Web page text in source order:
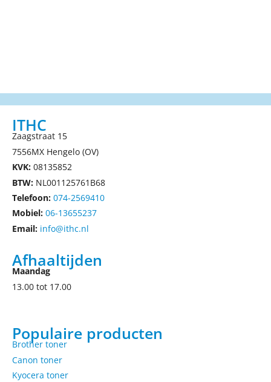
ITHC
Zaagstraat 15
7556MX Hengelo (OV)
KVK: 08135852
BTW: NL001125761B68
Telefoon: 074-2569410
Mobiel: 06-13655237
Email: info@ithc.nl
Afhaaltijden
Maandag
13.00 tot 17.00
Populaire producten
Brother toner
Canon toner
Kyocera toner